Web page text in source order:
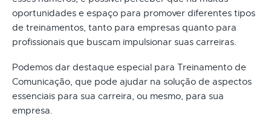
oportunidades e espaço para promover diferentes tipos
de treinamentos, tanto para empresas quanto para
profissionais que buscam impulsionar suas carreiras.
Podemos dar destaque especial para Treinamento de
Comunicação, que pode ajudar na solução de aspectos
essenciais para sua carreira, ou mesmo, para sua
empresa.